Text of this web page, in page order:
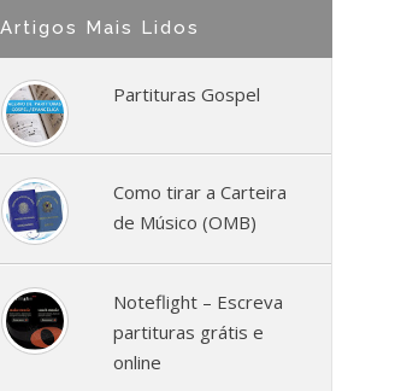
Artigos Mais Lidos
Partituras Gospel
Como tirar a Carteira
de Músico (OMB)
Noteflight – Escreva
partituras grátis e
online